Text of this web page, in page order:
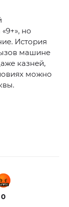
но
История
машине
казней,
можно
0